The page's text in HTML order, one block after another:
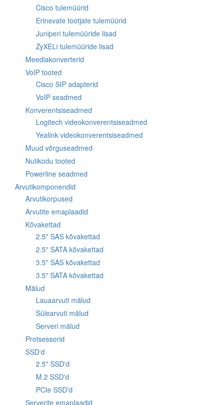
Cisco tulemüürid
Erinevate tootjate tulemüürid
Juniperi tulemüüride lisad
ZyXELi tulemüüride lisad
Meediakonverterid
VoIP tooted
Cisco SIP adapterid
VoIP seadmed
Konverentsiseadmed
Logitech videokonverentsiseadmed
Yealink videokonverentsiseadmed
Muud võrguseadmed
Nutikodu tooted
Powerline seadmed
Arvutikomponendid
Arvutikorpused
Arvutite emaplaadid
Kõvakettad
2.5" SAS kõvakettad
2.5" SATA kõvakettad
3.5" SAS kõvakettad
3.5" SATA kõvakettad
Mälud
Lauaarvuti mälud
Sülearvuti mälud
Serveri mälud
Protsessorid
SSD'd
2.5" SSD'd
M.2 SSD'd
PCIe SSD'd
Serverite emaplaadid